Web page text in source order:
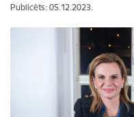
Publicēts: 05.12.2023.